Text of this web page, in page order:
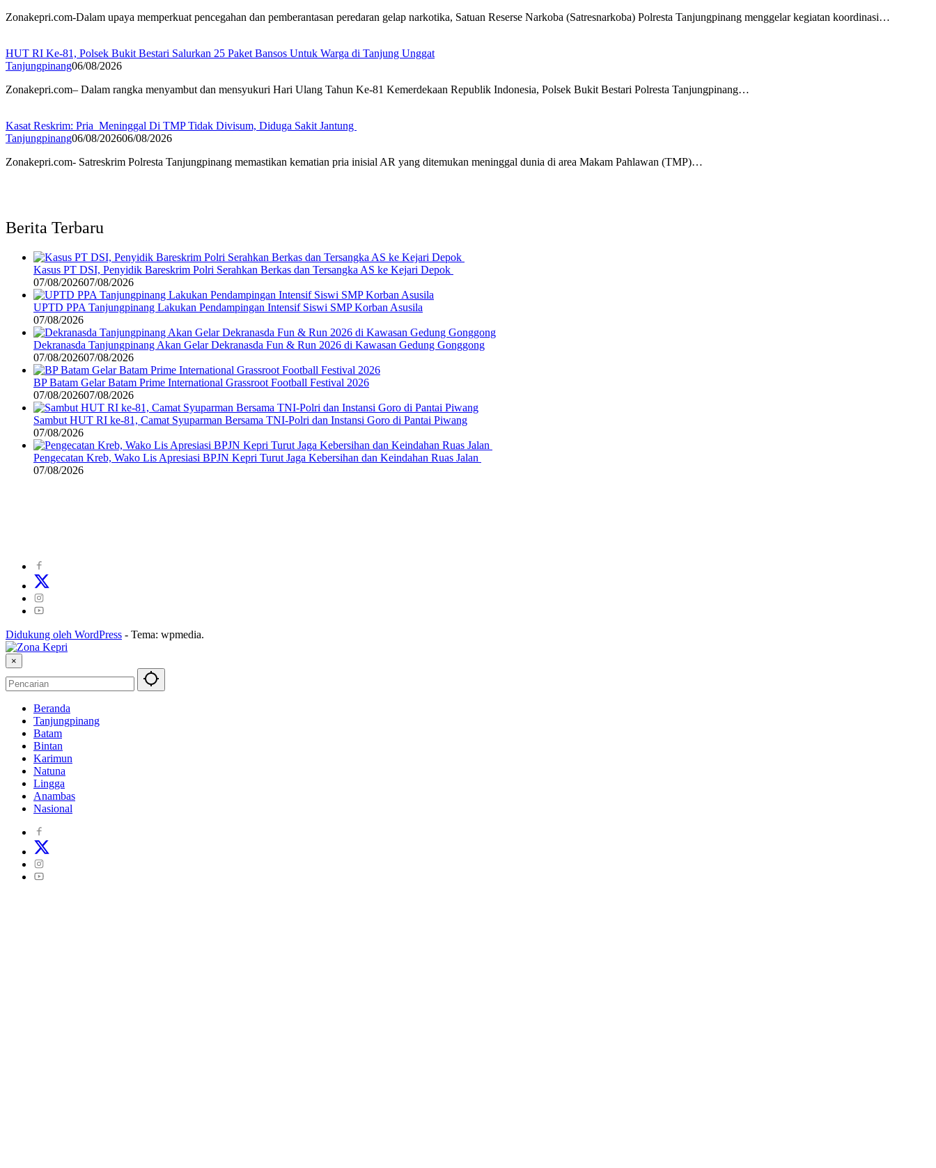
Zonakepri.com-Dalam upaya memperkuat pencegahan dan pemberantasan peredaran gelap narkotika, Satuan Reserse Narkoba (Satresnarkoba) Polresta Tanjungpinang menggelar kegiatan koordinasi…
HUT RI Ke-81, Polsek Bukit Bestari Salurkan 25 Paket Bansos Untuk Warga di Tanjung Unggat
Tanjungpinang06/08/2026
Zonakepri.com– Dalam rangka menyambut dan mensyukuri Hari Ulang Tahun Ke-81 Kemerdekaan Republik Indonesia, Polsek Bukit Bestari Polresta Tanjungpinang…
Kasat Reskrim: Pria Meninggal Di TMP Tidak Divisum, Diduga Sakit Jantung
Tanjungpinang06/08/202606/08/2026
Zonakepri.com- Satreskrim Polresta Tanjungpinang memastikan kematian pria inisial AR yang ditemukan meninggal dunia di area Makam Pahlawan (TMP)…
Berita Terbaru
Kasus PT DSI, Penyidik Bareskrim Polri Serahkan Berkas dan Tersangka AS ke Kejari Depok
07/08/202607/08/2026
UPTD PPA Tanjungpinang Lakukan Pendampingan Intensif Siswi SMP Korban Asusila
07/08/2026
Dekranasda Tanjungpinang Akan Gelar Dekranasda Fun & Run 2026 di Kawasan Gedung Gonggong
07/08/202607/08/2026
BP Batam Gelar Batam Prime International Grassroot Football Festival 2026
07/08/202607/08/2026
Sambut HUT RI ke-81, Camat Syuparman Bersama TNI-Polri dan Instansi Goro di Pantai Piwang
07/08/2026
Pengecatan Kreb, Wako Lis Apresiasi BPJN Kepri Turut Jaga Kebersihan dan Keindahan Ruas Jalan
07/08/2026
Didukung oleh WordPress - Tema: wpmedia.
×
Beranda
Tanjungpinang
Batam
Bintan
Karimun
Natuna
Lingga
Anambas
Nasional